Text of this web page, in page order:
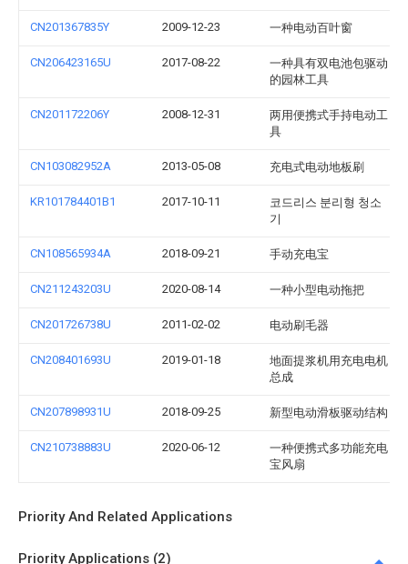
CN201367835Y 2009-12-23 一种电动百叶窗
CN206423165U 2017-08-22
一种具有双电池包驱动
的园林工具
CN201172206Y 2008-12-31
两用便携式手持电动工
具
CN103082952A 2013-05-08 充电式电动地板刷
KR101784401B1 2017-10-11
코드리스 분리형 청소
기
CN108565934A 2018-09-21 手动充电宝
CN211243203U 2020-08-14 一种小型电动拖把
CN201726738U 2011-02-02 电动刷毛器
CN208401693U 2019-01-18
地面提浆机用充电电机
总成
CN207898931U 2018-09-25 新型电动滑板驱动结构
CN210738883U 2020-06-12
一种便携式多功能充电
宝风扇
Priority And Related Applications
Priority Applications (2)